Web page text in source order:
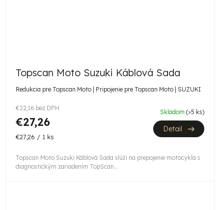
Topscan Moto Suzuki Káblová Sada
Redukcia pre Topscan Moto | Pripojenie pre Topscan Moto | SUZUKI
€22,16 bez DPH
€27,26
Jednotková
€27,26 / 1 ks
Skladom (>5 ks)
Detail
Topscan Moto Suzuki Káblová Sada slúži na prepojenie motocykla s
diagnostickým zariadením TopScan...